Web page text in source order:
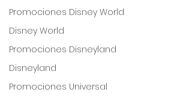
Promociones Disney World
Disney World
Promociones Disneyland
Disneyland
Promociones Universal